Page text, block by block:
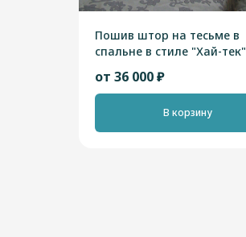
Пошив штор на тесьме в
спальне в стиле "Хай-тек"
от 36 000 ₽
В корзину